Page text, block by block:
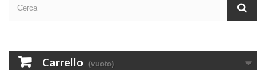
Carrello (vuoto)